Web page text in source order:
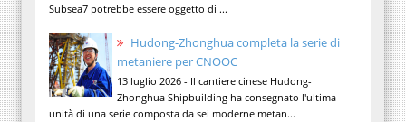
Subsea7 potrebbe essere oggetto di ...
Hudong-Zhonghua completa la serie di
metaniere per CNOOC
13 luglio 2026 - Il cantiere cinese Hudong-
Zhonghua Shipbuilding ha consegnato l'ultima
unità di una serie composta da sei moderne metan...